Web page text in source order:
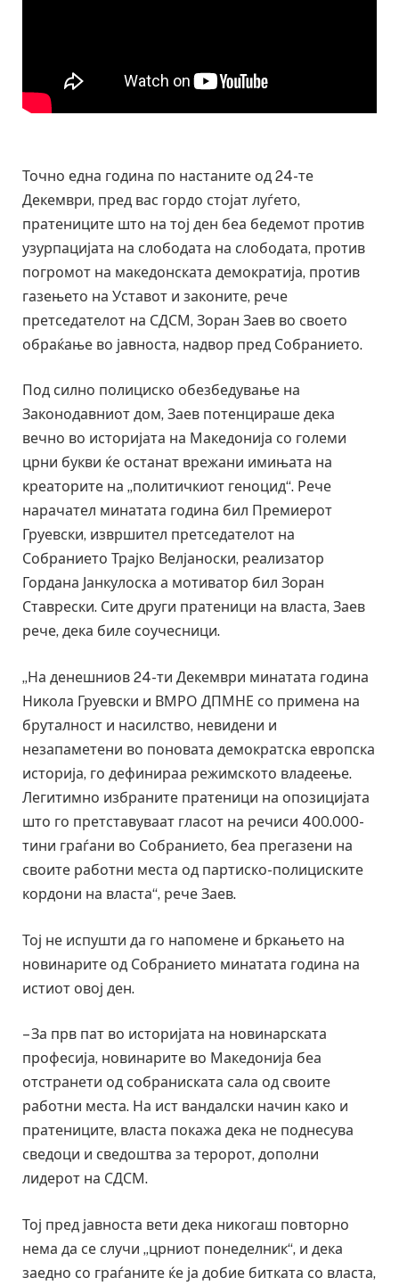
Точно една година по настаните од 24-те
Декември, пред вас гордо стојат луѓето,
пратениците што на тој ден беа бедемот против
узурпацијата на слободата на слободата, против
погромот на македонската демократија, против
газењето на Уставот и законите, рече
претседателот на СДСМ, Зоран Заев во своето
обраќање во јавноста, надвор пред Собранието.
Под силно полициско обезбедување на
Законодавниот дом, Заев потенцираше дека
вечно во историјата на Македонија со големи
црни букви ќе останат врежани имињата на
креаторите на „политичкиот геноцид“. Рече
нарачател минатата година бил Премиерот
Груевски, извршител претседателот на
Собранието Трајко Велјаноски, реализатор
Гордана Јанкулоска а мотиватор бил Зоран
Ставрески. Сите други пратеници на власта, Заев
рече, дека биле соучесници.
„На денешниов 24-ти Декември минатата година
Никола Груевски и ВМРО ДПМНЕ со примена на
бруталност и насилство, невидени и
незапаметени во поновата демократска европска
историја, го дефинираа режимското владеење.
Легитимно избраните пратеници на опозицијата
што го претставуваат гласот на речиси 400.000-
тини граѓани во Собранието, беа прегазени на
своите работни места од партиско-полициските
кордони на власта“, рече Заев.
Тој не испушти да го напомене и бркањето на
новинарите од Собранието минатата година на
истиот овој ден.
– За прв пат во историјата на новинарската
професија, новинарите во Македонија беа
отстранети од собраниската сала од своите
работни места. На ист вандалски начин како и
пратениците, власта покажа дека не поднесува
сведоци и сведоштва за теророт, дополни
лидерот на СДСМ.
Тој пред јавноста вети дека никогаш повторно
нема да се случи „црниот понеделник“, и дека
заедно со граѓаните ќе ја добие битката со власта,